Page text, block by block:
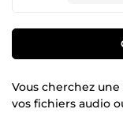
Vous cherchez
vos fichiers audio